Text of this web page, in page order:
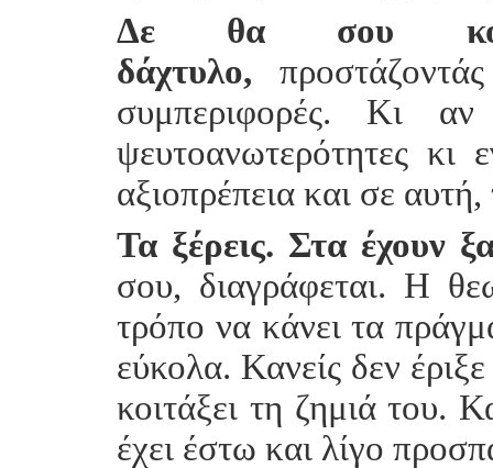
Δε θα σου
δάχτυλο,
συμπεριφορές. Κι
ψευτοανωτερότητες
αξιοπρέπεια και σε
Τα ξέρεις. Στα έχουν
σου, διαγράφεται. Η
τρόπο να κάνει τα
εύκολα. Κανείς δεν
κοιτάξει τη ζημιά του.
έχει έστω και λίγο